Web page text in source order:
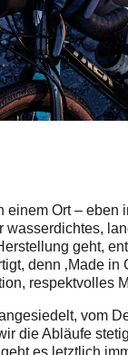
Ort –
geht,
denn ‚Made
respektvolles
vom
die Abläufe
es letztlich